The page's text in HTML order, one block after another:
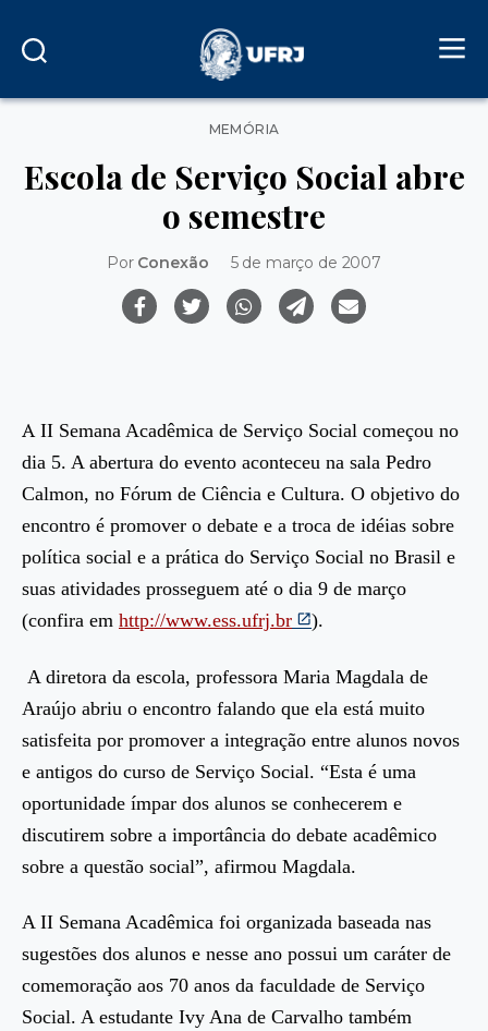
Categorias
MEMÓRIA
Escola de Serviço Social abre
o semestre
Por Conexão 5 de março de 2007
AII Semana Acadêmica de Serviço Social começou no
dia 5. A abertura do evento aconteceu na sala Pedro
Calmon, no Fórum de Ciência e Cultura. O objetivo do
encontro é promover o debate e a troca de idéias sobre
política social e a prática do Serviço Social no Brasil e
suas atividades prosseguem até o dia 9 de março
(confira em http://www.ess.ufrj.br ).
A diretora da escola, professora Maria Magdala de
Araújo abriu o encontro falando que ela está muito
satisfeita por promover a integração entre alunos novos
e antigos do curso de Serviço Social. “Esta é uma
oportunidade ímpar dos alunos se conhecerem e
discutirem sobre a importância do debate acadêmico
sobre a questão social”, afirmou Magdala.
A II Semana Acadêmica foi organizada baseada nas
sugestões dos alunos e nesse ano possui um caráter de
comemoração aos 70 anos da faculdade de Serviço
Social. A estudante Ivy Ana de Carvalho também